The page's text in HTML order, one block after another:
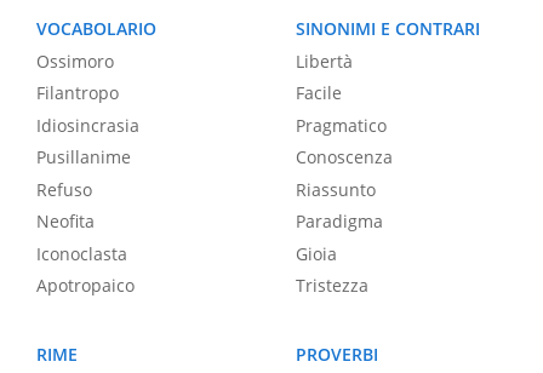
VOCABOLARIO
Ossimoro
Filantropo
Idiosincrasia
Pusillanime
Refuso
Neofita
Iconoclasta
Apotropaico
SINONIMI E CONTRARI
Libertà
Facile
Pragmatico
Conoscenza
Riassunto
Paradigma
Gioia
Tristezza
RIME
PROVERBI